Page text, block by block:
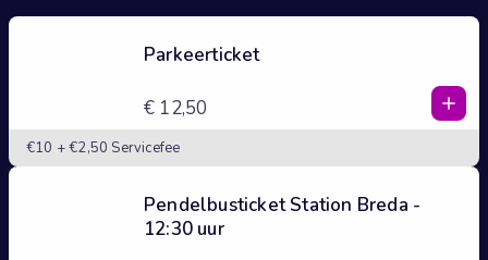
Parkeerticket
€ 12,50 0
2
3
€10 + €2,50 Servicefee
Pendelbusticket Station Breda -
12:30 uur